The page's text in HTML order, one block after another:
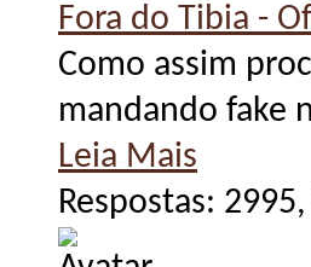
Fora do Tibia -
Como assim
mandando fake
Leia Mais
Respostas: